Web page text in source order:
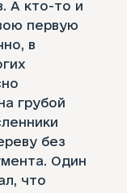
А кто-то и
первую
в
грубой
без
Один
что